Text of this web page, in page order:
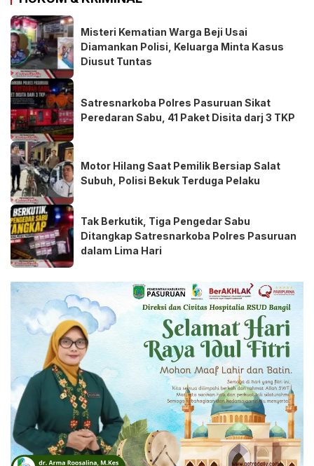
Misteri Kematian Warga Beji Usai
Diamankan Polisi, Keluarga Minta Kasus
Diusut Tuntas
Satresnarkoba Polres Pasuruan Sikat
Peredaran Sabu, 41 Paket Disita darj 3 TKP
Motor Hilang Saat Pemilik Bersiap Salat
Subuh, Polisi Bekuk Terduga Pelaku
Tak Berkutik, Tiga Pengedar Sabu
Ditangkap Satresnarkoba Polres Pasuruan
dalam Lima Hari